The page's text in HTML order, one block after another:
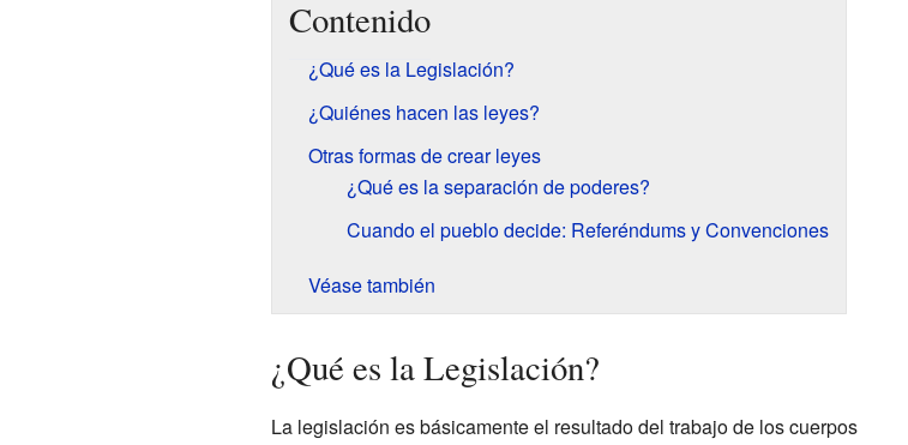
Contenido
¿Qué es la Legislación?
¿Quiénes hacen las leyes?
Otras formas de crear leyes
¿Qué es la separación de poderes?
Cuando el pueblo decide: Referéndums y Convenciones
Véase también
¿Qué es la Legislación?
La legislación es básicamente el resultado del trabajo de los cuerpos